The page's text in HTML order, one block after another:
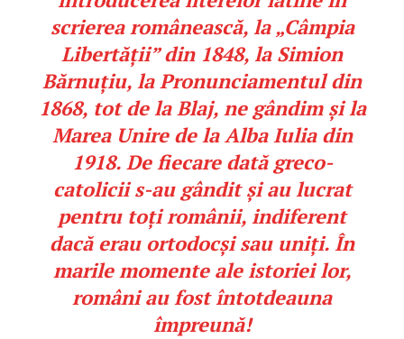
scrierea românească, la „Câmpia
Libertății” din 1848, la Simion
Bărnuțiu, la Pronunciamentul din
1868, tot de la Blaj, ne gândim și la
Marea Unire de la Alba Iulia din
1918. De fiecare dată greco-
catolicii s-au gândit și au lucrat
pentru toți românii, indiferent
dacă erau ortodocși sau uniți. În
marile momente ale istoriei lor,
români au fost întotdeauna
împreună!